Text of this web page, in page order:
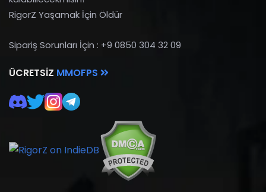
RigorZ Yaşamak İçin Öldür
Sipariş Sorunları İçin : +9 0850 304 32 09
ÜCRETSIZ MMOFPS